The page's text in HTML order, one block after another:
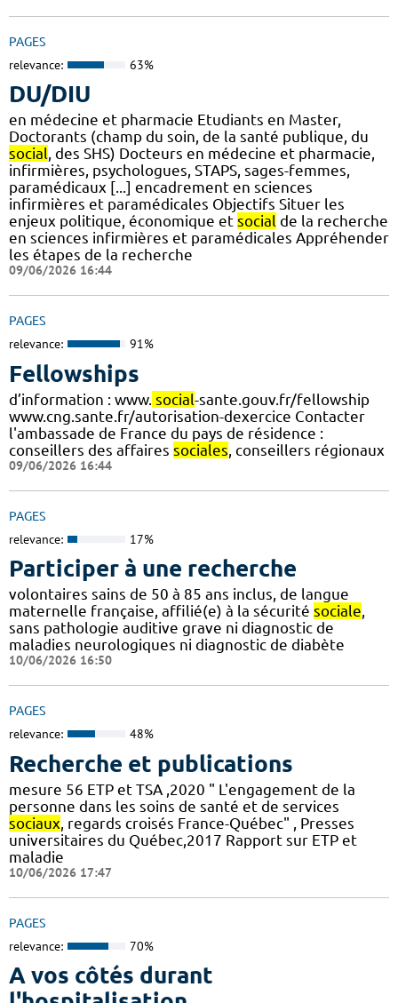
PAGES
relevance: 63%
DU/DIU
en médecine et pharmacie Etudiants en Master,
Doctorants (champ du soin, de la santé publique, du
social, des SHS) Docteurs en médecine et pharmacie,
infirmières, psychologues, STAPS, sages-femmes,
paramédicaux [...] encadrement en sciences
infirmières et paramédicales Objectifs Situer les
enjeux politique, économique et social de la recherche
en sciences infirmières et paramédicales Appréhender
les étapes de la recherche
09/06/2026 16:44
PAGES
relevance: 91%
Fellowships
d’information : www. social-sante.gouv.fr/fellowship
www.cng.sante.fr/autorisation-dexercice Contacter
l'ambassade de France du pays de résidence :
conseillers des affaires sociales , conseillers régionaux
09/06/2026 16:44
PAGES
relevance: 17%
Participer à une recherche
volontaires sains de 50 à 85 ans inclus, de langue
maternelle française, affilié(e) à la sécurité sociale,
sans pathologie auditive grave ni diagnostic de
maladies neurologiques ni diagnostic de diabète
10/06/2026 16:50
PAGES
relevance: 48%
Recherche et publications
mesure 56 ETP et TSA ,2020 " L'engagement de la
personne dans les soins de santé et de services
sociaux , regards croisés France-Québec" , Presses
universitaires du Québec,2017 Rapport sur ETP et
maladie
10/06/2026 17:47
PAGES
relevance: 70%
A vos côtés durant